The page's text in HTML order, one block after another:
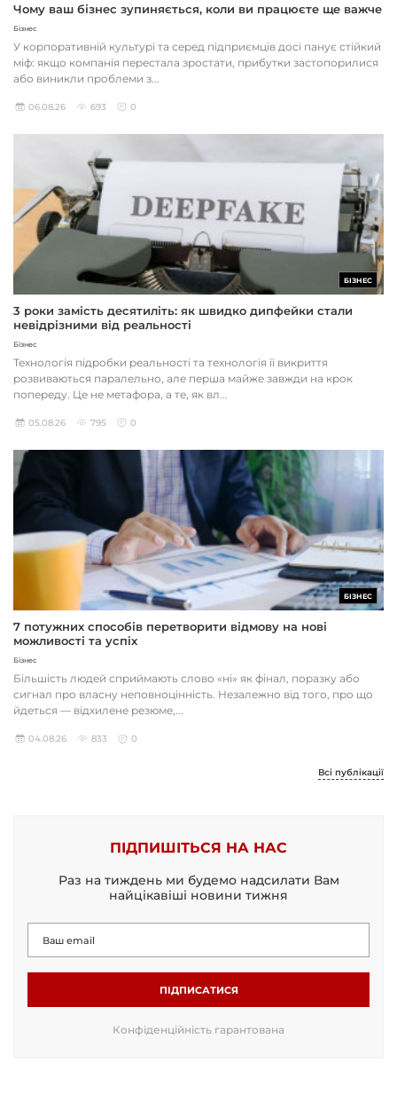
Чому ваш бізнес зупиняється, коли ви працюєте ще важче
Бізнес
У корпоративній культурі та серед підприємців досі панує стійкий
міф: якщо компанія перестала зростати, прибутки застопорилися
або виникли проблеми з...
06.08.26 693 0
БІЗНЕС
3 роки замість десятиліть: як швидко дипфейки стали
невідрізними від реальності
Бізнес
Технологія підробки реальності та технологія її викриття
розвиваються паралельно, але перша майже завжди на крок
попереду. Це не метафора, а те, як вл...
05.08.26 795 0
БІЗНЕС
7 потужних способів перетворити відмову на нові
можливості та успіх
Бізнес
Більшість людей сприймають слово «ні» як фінал, поразку або
сигнал про власну неповноцінність. Незалежно від того, про що
йдеться — відхилене резюме,...
04.08.26 833 0
Всі публікації
ПІДПИШІТЬСЯ НА НАС
Раз на тиждень ми будемо надсилати Вам
найцікавіші новини тижня
ПІДПИСАТИСЯ
Конфіденційність гарантована